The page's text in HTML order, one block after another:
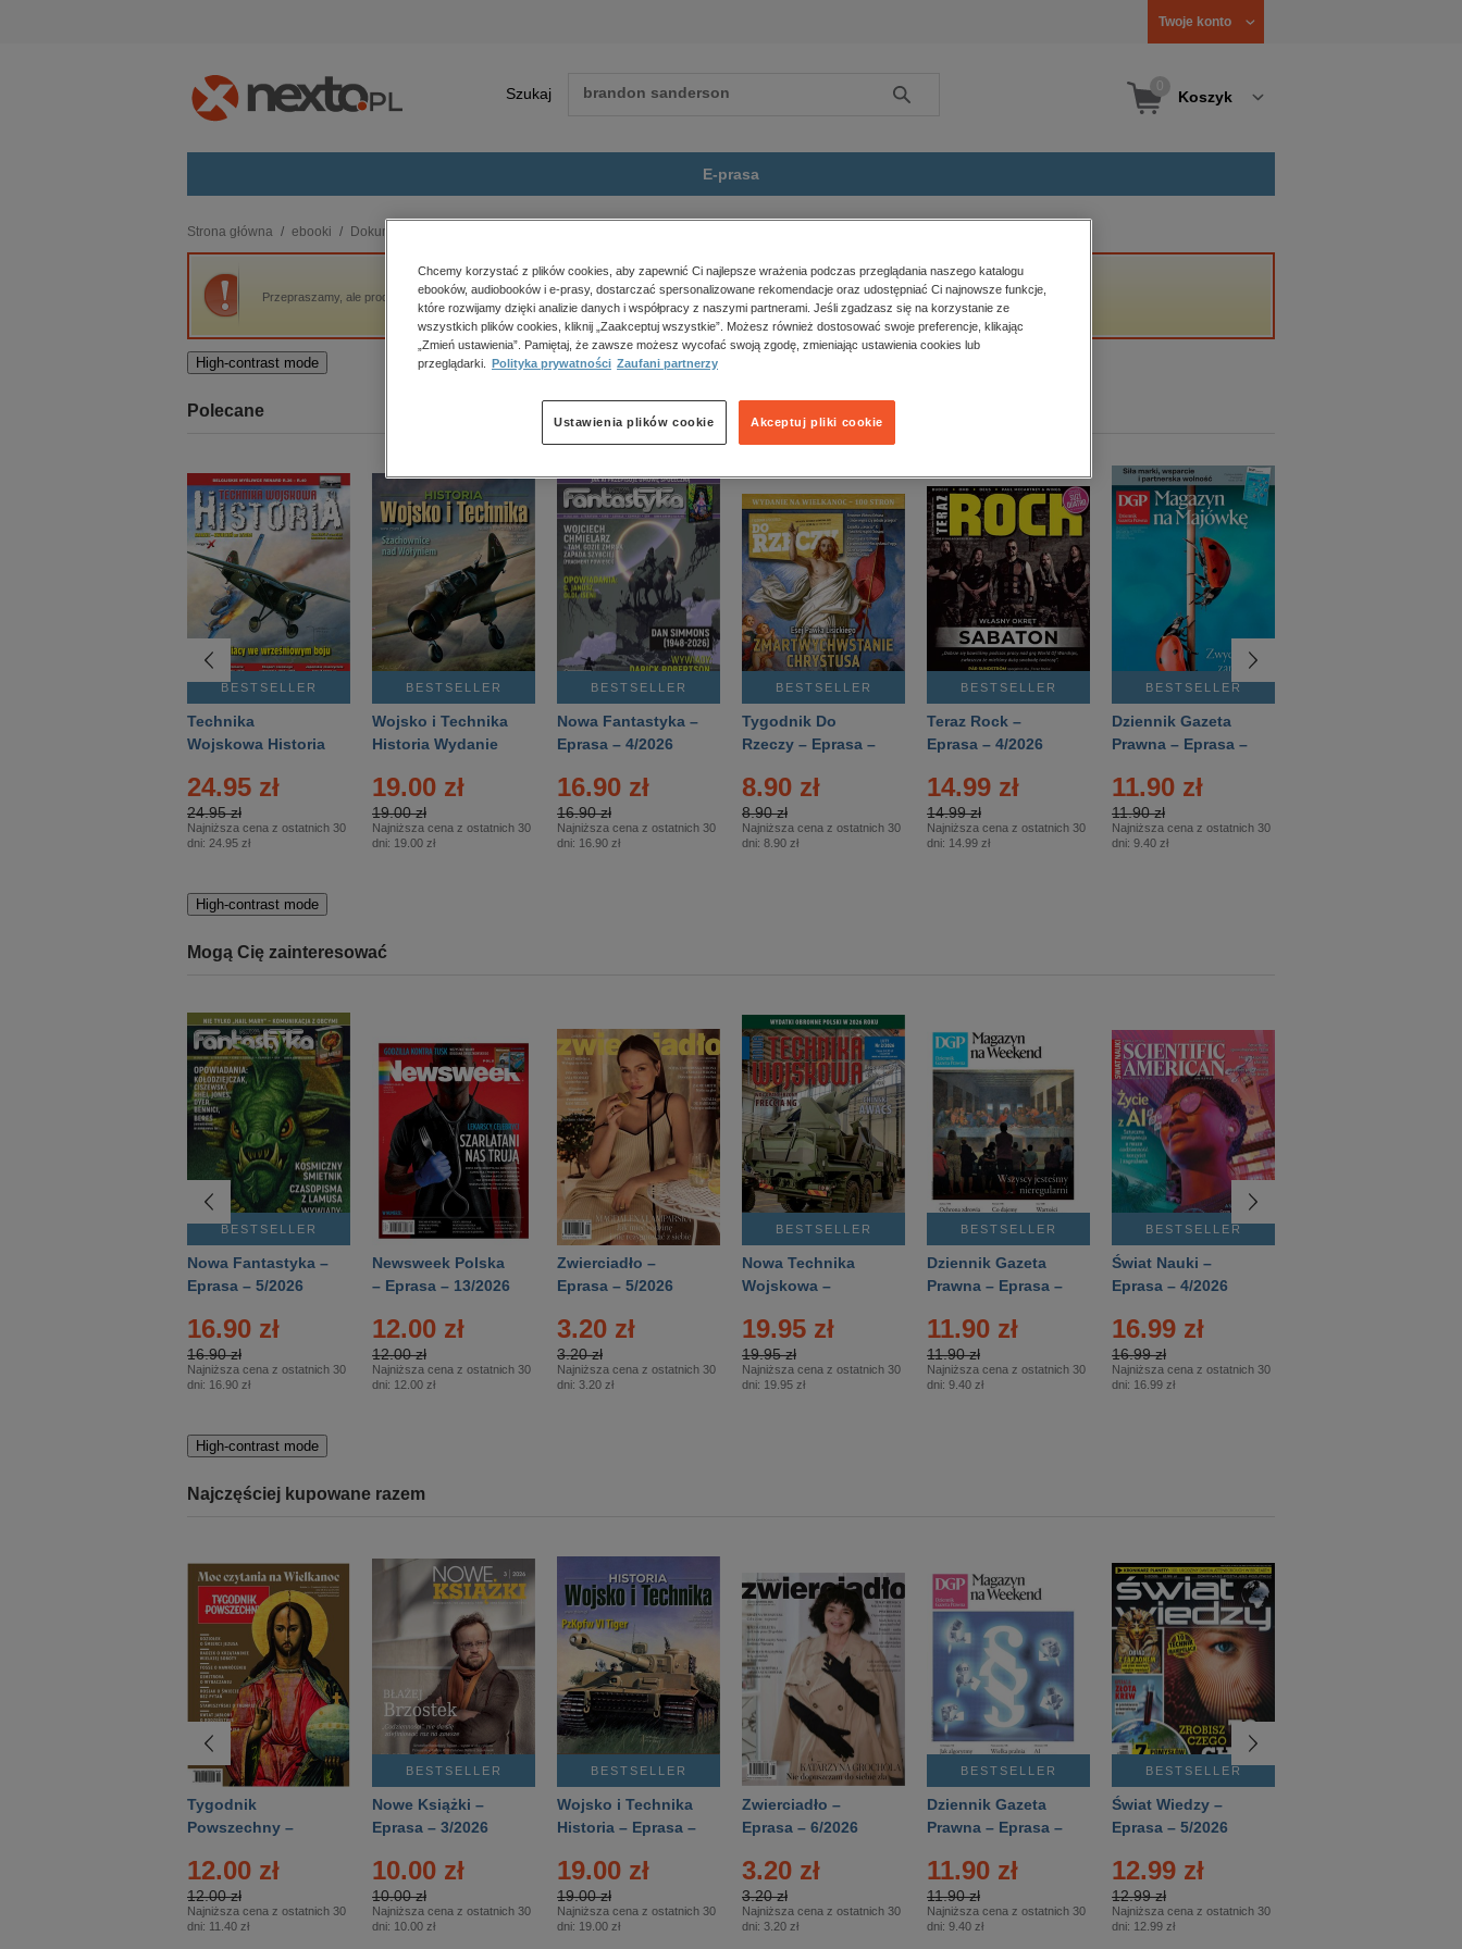
Twoje konto
Szukaj Szukaj Koszyk
E-prasa
budownictwo, aranżacja wnętrz
biznesowe, branżowe, gospodarka
darmowe wydania
edukacja
kobiece, lifestyle, kultura
polityka, społeczno-informacyjne
psychologiczne
inne
popularno-naukowe
historia
zdrowie
religie
Strona główna ebooki Dokument, literatura faktu, reportaże, biografie
Przepraszamy, ale produkt „Pan od zwierząt” nie jest dostępny.
High-contrast mode
Polecane
BESTSELLER
Technika
Wojskowa Historia
24.95 zł
24.95 zł
Najniższa cena z ostatnich 30
dni: 24.95 zł
BESTSELLER
Wojsko i Technika
Historia Wydanie
– 2/2026
19.00 zł
19.00 zł
Najniższa cena z ostatnich 30
dni: 19.00 zł
BESTSELLER
Nowa Fantastyka –
Eprasa – 4/2026
16.90 zł
16.90 zł
Najniższa cena z ostatnich 30
dni: 16.90 zł
BESTSELLER
Tygodnik Do
Rzeczy – Eprasa –
8.90 zł
8.90 zł
Najniższa cena z ostatnich 30
dni: 8.90 zł
BESTSELLER
Teraz Rock –
Eprasa – 4/2026
14.99 zł
14.99 zł
Najniższa cena z ostatnich 30
dni: 14.99 zł
BESTSELLER
Dziennik Gazeta
Prawna – Eprasa –
11.90 zł
11.90 zł
Najniższa cena z ostatnich 30
dni: 9.40 zł
High-contrast mode
Mogą Cię zainteresować
BESTSELLER
Nowa Fantastyka –
Eprasa – 5/2026
16.90 zł
16.90 zł
Najniższa cena z ostatnich 30
dni: 16.90 zł
Newsweek Polska
– Eprasa – 13/2026
12.00 zł
12.00 zł
Najniższa cena z ostatnich 30
dni: 12.00 zł
Zwierciadło –
Eprasa – 5/2026
3.20 zł
3.20 zł
Najniższa cena z ostatnich 30
dni: 3.20 zł
BESTSELLER
Nowa Technika
Wojskowa –
19.95 zł
19.95 zł
Najniższa cena z ostatnich 30
dni: 19.95 zł
BESTSELLER
Dziennik Gazeta
Prawna – Eprasa –
11.90 zł
11.90 zł
Najniższa cena z ostatnich 30
dni: 9.40 zł
BESTSELLER
Świat Nauki –
Eprasa – 4/2026
16.99 zł
16.99 zł
Najniższa cena z ostatnich 30
dni: 16.99 zł
High-contrast mode
Najczęściej kupowane razem
Tygodnik
Powszechny –
12.00 zł
12.00 zł
Najniższa cena z ostatnich 30
dni: 11.40 zł
BESTSELLER
Nowe Książki –
Eprasa – 3/2026
10.00 zł
10.00 zł
Najniższa cena z ostatnich 30
dni: 10.00 zł
BESTSELLER
Wojsko i Technika
Historia – Eprasa –
19.00 zł
19.00 zł
Najniższa cena z ostatnich 30
dni: 19.00 zł
Zwierciadło –
Eprasa – 6/2026
3.20 zł
3.20 zł
Najniższa cena z ostatnich 30
dni: 3.20 zł
BESTSELLER
Dziennik Gazeta
Prawna – Eprasa –
11.90 zł
11.90 zł
Najniższa cena z ostatnich 30
dni: 9.40 zł
BESTSELLER
Świat Wiedzy –
Eprasa – 5/2026
12.99 zł
12.99 zł
Najniższa cena z ostatnich 30
dni: 12.99 zł
Chcemy korzystać z plików cookies, aby zapewnić Ci najlepsze wrażenia podczas przeglądania naszego katalogu
ebooków, audiobooków i e-prasy, dostarczać spersonalizowane rekomendacje oraz udostępniać Ci najnowsze funkcje,
które rozwijamy dzięki analizie danych i współpracy z naszymi partnerami. Jeśli zgadzasz się na korzystanie ze
wszystkich plików cookies, kliknij „Zaakceptuj wszystkie”. Możesz również dostosować swoje preferencje, klikając
„Zmień ustawienia”. Pamiętaj, że zawsze możesz wycofać swoją zgodę, zmieniając ustawienia cookies lub
przeglądarki.
Polityka prywatności Zaufani partnerzy
Akceptuj pliki cookie
Ustawienia plików cookie